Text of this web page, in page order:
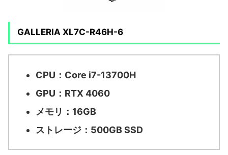
GALLERIA XL7C-R46H-6
CPU：Core i7-13700H
GPU：RTX 4060
メモリ：16GB
ストレージ：500GB SSD